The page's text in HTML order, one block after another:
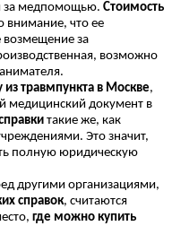
за медпомощью. Стоимость
внимание, что ее
возмещение за
возможно
из травмпункта в Москве,
документ в
такие же, как
Это значит,
полную юридическую
другими организациями,
справок, считаются
где можно купить